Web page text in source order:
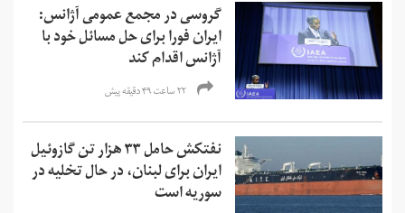
گروسی در مجمع عمومی آژانس:
ایران فورا برای حل مسائل خود با
آژانس اقدام کند
۲۲ ساعت ۴۹ دقیقه پیش
نفتکش حامل ۳۳ هزار تن گازوئیل
ایران برای لبنان، در حال تخلیه در
سوریه است